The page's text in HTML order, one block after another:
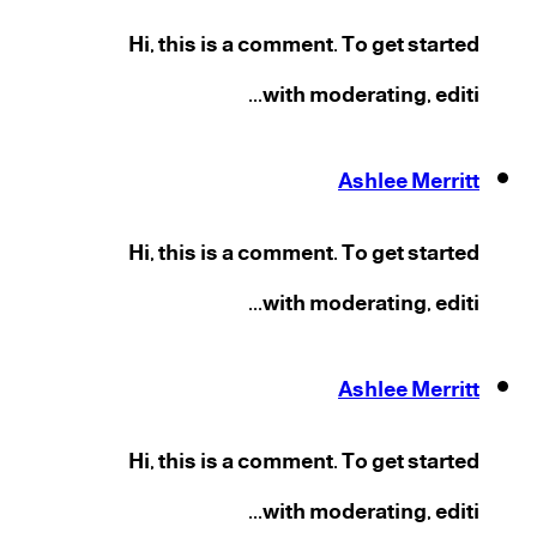
Hi, this is a comment. To get started
with moderating, editi...
Ashlee Merritt
Hi, this is a comment. To get started
with moderating, editi...
Ashlee Merritt
Hi, this is a comment. To get started
with moderating, editi...